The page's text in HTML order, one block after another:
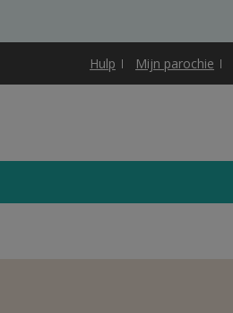
Hulp Mijn parochie